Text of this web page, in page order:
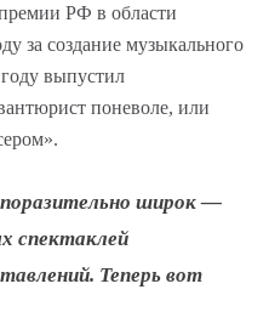
РФ в области
за создание музыкального
выпустил
поневоле, или
широк —
спектаклей
Теперь вот